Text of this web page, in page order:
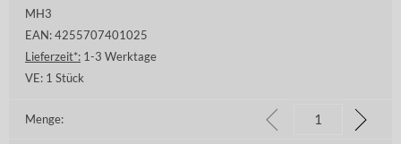
MH3
EAN: 4255707401025
Lieferzeit*: 1-3 Werktage
VE: 1 Stück
Menge: